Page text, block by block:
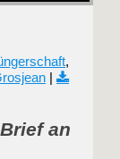
,
|
an